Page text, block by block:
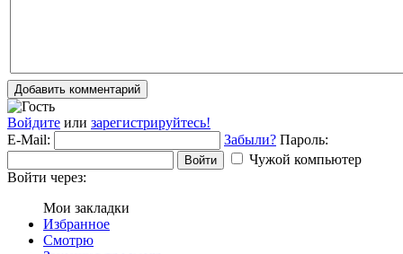
Добавить комментарий
Войдите или зарегистрируйтесь!
E-Mail:
Забыли? Пароль:
Войти
Чужой компьютер
Войти через:
Мои закладки
Избранное
Смотрю